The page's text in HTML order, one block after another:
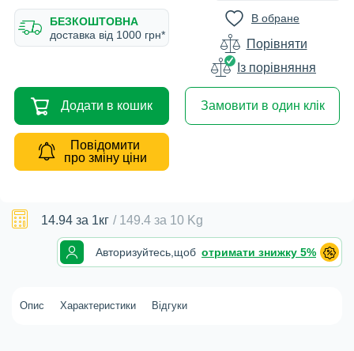
БЕЗКОШТОВНА
доставка вiд 1000 грн*
В обране
Порівняти
Iз порівняння
Додати в кошик Замовити в один клік
Повідомити
про зміну ціни
14.94 за 1кг / 149.4 за 10 Kg
Авторизуйтесь, щоб отримати знижку 5%
Опис Характеристики Відгуки